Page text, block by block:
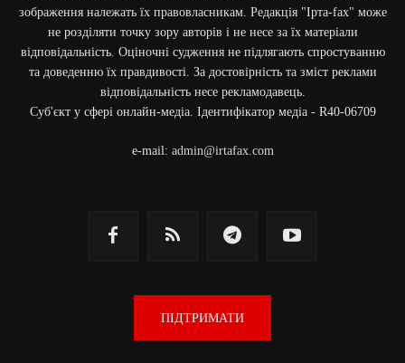
зображення належать їх правовласникам. Редакція "Ірта-fax" може
не розділяти точку зору авторів і не несе за їх матеріали
відповідальність. Оціночні судження не підлягають спростуванню
та доведенню їх правдивості. За достовірність та зміст реклами
відповідальність несе рекламодавець.
Cуб'єкт у сфері онлайн-медіа. Ідентифікатор медіа - R40-06709
e-mail: admin@irtafax.com
ПІДТРИМАТИ